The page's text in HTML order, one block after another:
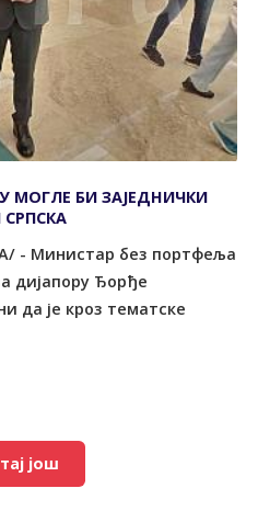
МОГЛЕ БИ ЗАЈЕДНИЧКИ
- Министар без портфеља
дијапору Ђорђе
да је кроз тематске
још